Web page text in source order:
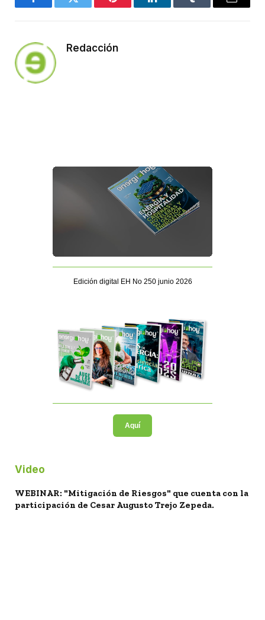
FacebookTwitter Pinterest LinkedInTumblr Email
Redacción
Edición digital EH No 250 junio 2026
Aquí
Video
WEBINAR: "Mitigación de Riesgos" que cuenta con la
participación de Cesar Augusto Trejo Zepeda.